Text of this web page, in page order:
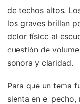
de techos altos.
los graves brillan
dolor físico al
cuestión de
sonora y claridad.
Para que un tema
sienta en el